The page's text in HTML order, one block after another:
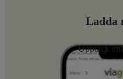
Ladda
Upptäck